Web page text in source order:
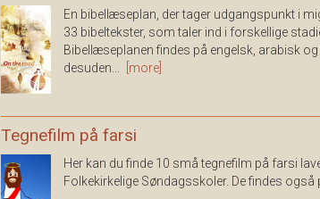
En bibellæseplan, der tager udgangspunkt i
33 bibeltekster, som taler ind i forskellige
Bibellæseplanen findes på engelsk, arabisk
desuden...
[more]
Tegnefilm på farsi
Her kan du finde 10 små tegnefilm på farsi
Folkekirkelige Søndagsskoler. De findes også